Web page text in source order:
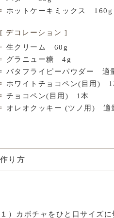
ホットケーキミックス 160g
[ デコレーション ]
生クリーム 60g
グラニュー糖 4g
バタフライピーパウダー 適
ホワイトチョコペン(目用) 1
チョコペン(目用) 1本
オレオクッキー (ツノ用) 適
作り方
１）カボチャをひと口サイズ